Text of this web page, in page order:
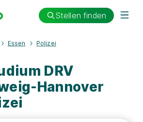
Stellen finden
Essen Polizei
DRV
Hannover